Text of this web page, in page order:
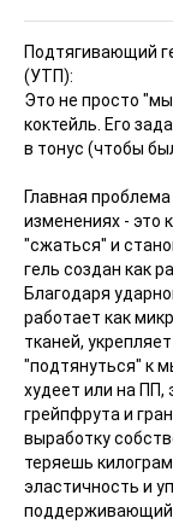
Подтягивающий
(УТП):
Это не просто
коктейль. Его
в тонус (чтобы
Главная
изменениях - это
"сжаться" и
гель создан как
Благодаря
работает как
тканей,
"подтянуться" к
худеет или на ПП,
грейпфрута и
выработку
теряешь
эластичность и
поддерживающий